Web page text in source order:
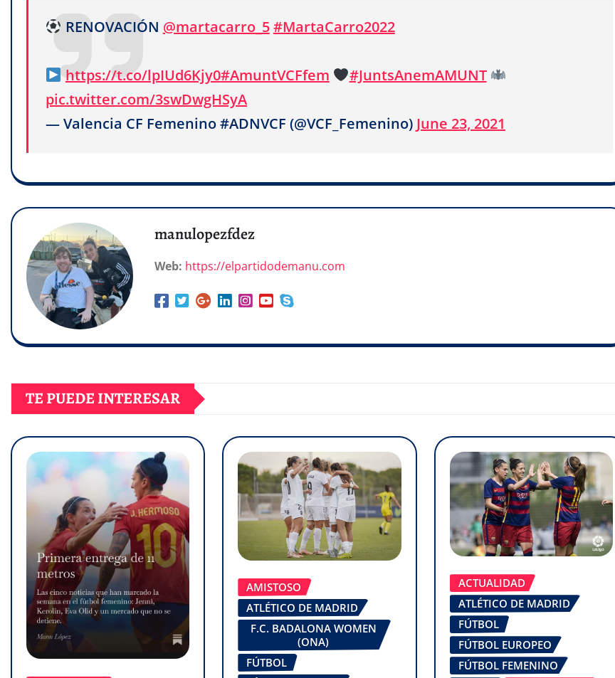
RENOVACIÓN @martacarro_5#MartaCarro2022
https://t.co/lpIUd6Kjy0#AmuntVCFfem
#JuntsAnemAMUNT
pic.twitter.com/3swDwgHSyA
— Valencia CF Femenino #ADNVCF (@VCF_Femenino) June 23, 2021
manulopezfdez
Web: https://elpartidodemanu.com
TE PUEDE INTERESAR
AMISTOSO
ATLÉTICO DE MADRID
F.C. BADALONA WOMEN
(ONA)
FÚTBOL
ACTUALIDAD
ATLÉTICO DE MADRID
FÚTBOL
FÚTBOL EUROPEO
FÚTBOL FEMENINO